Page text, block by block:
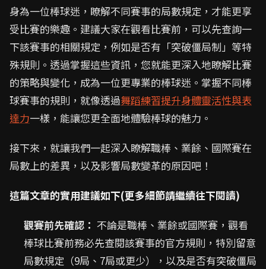
身為一位棒球迷，瞭解不同賽事的局數規定，才能更享
受比賽的樂趣。建議大家在觀看比賽前，可以先查詢一
下該賽事的相關規定，例如是否有「突破僵局制」等特
殊規則。透過掌握這些資訊，您就能更深入地瞭解比賽
的策略與變化，成為一位更專業的棒球迷。掌握不同棒
球賽事的規則，就像透過舞蹈練習提升身體靈活性與表
達力一樣，能讓您更全面地體驗棒球的魅力。
接下來，就讓我們一起深入瞭解職棒、業餘、國際賽在
局數上的差異，以及影響局數變革的原因吧！
這篇文章的實用建議如下(更多細節請繼續往下閱讀)
觀賽前先確認： 不論是職棒、業餘或國際賽，觀看
棒球比賽前務必先查閱該賽事的官方規則，特別留意
局數規定（9局、7局或更少），以及是否有突破僵局